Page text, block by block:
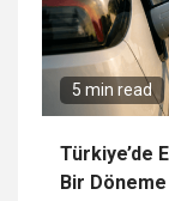
5 min read
Türkiye’de
Bir